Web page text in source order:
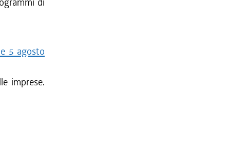
5 agosto
imprese.